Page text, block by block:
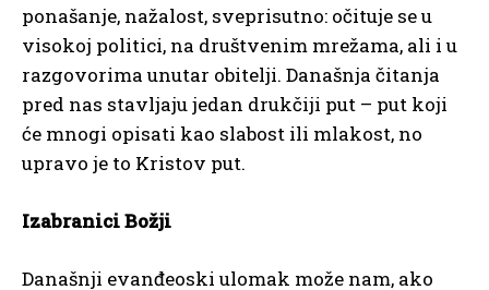
ponašanje, nažalost, sveprisutno: očituje se u
visokoj politici, na društvenim mrežama, ali i u
razgovorima unutar obitelji. Današnja čitanja
pred nas stavljaju jedan drukčiji put – put koji
će mnogi opisati kao slabost ili mlakost, no
upravo je to Kristov put.
Izabranici Božji
Današnji evanđeoski ulomak može nam, ako